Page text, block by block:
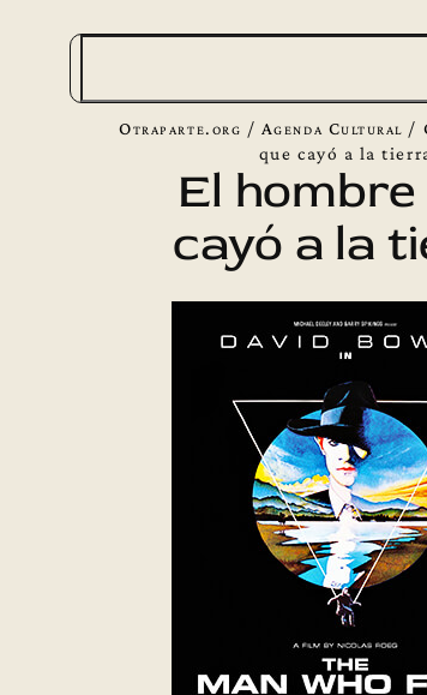
Otraparte.org / Agenda Cultural /
que cayó a la
El hombre
cayó a la